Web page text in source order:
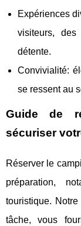
Expériences
visiteurs,
détente.
Convivialité:
se ressent au
Guide de
sécuriser
Réserver le
préparation,
touristique.
tâche, vous